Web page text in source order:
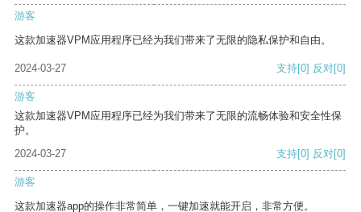
游客
这款加速器VPM应用程序已经为我们带来了无限的隐私保护和自由。
2024-03-27 支持[0] 反对[0]
游客
这款加速器VPM应用程序已经为我们带来了无限的流畅体验和安全性保
护。
2024-03-27
支持[0] 反对[0]
游客
这款加速器app的操作非常简单，一键加速就能开启，非常方便。